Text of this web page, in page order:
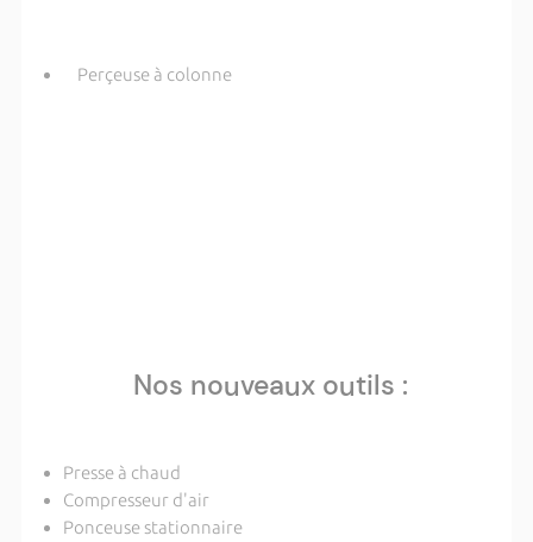
Perçeuse à colonne
Nos nouveaux outils :
Presse à chaud
Compresseur d'air
Ponceuse stationnaire